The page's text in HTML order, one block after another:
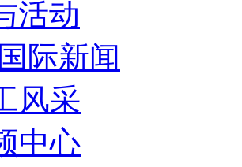
活动
际新闻
风采
中心